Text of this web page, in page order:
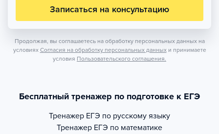
Записаться на консультацию
Продолжая, вы соглашаетесь на обработку персональных данных на
условиях Согласия на обработку персональных данных и принимаете
условия Пользовательского соглашения.
Бесплатный тренажер по подготовке к ЕГЭ
Тренажер ЕГЭ по русскому языку
Тренажер ЕГЭ по математике